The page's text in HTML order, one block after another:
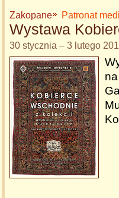
Zakopane Patronat
Wystawa
30 stycznia – 3 lutego